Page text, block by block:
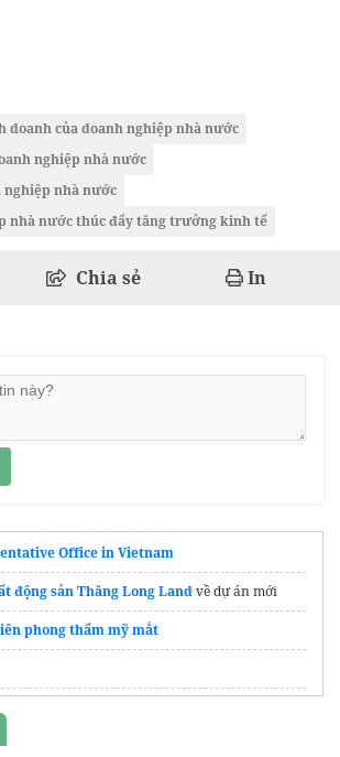
doanh của doanh nghiệp nhà nước
nghiệp nhà nước
nhà nước
nhà nước thúc đẩy tăng trưởng kinh tế
Chia sẻ In
Office in Vietnam
động sản Thăng Long Landvề dự án mới
phong thẩm mỹ mắt
Cửa gió khuếch tán